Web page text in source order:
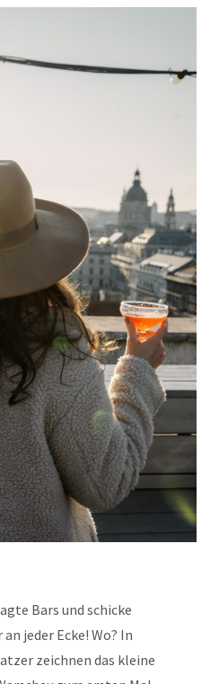
Bars und schicke
jeder Ecke! Wo? In
zeichnen das kleine